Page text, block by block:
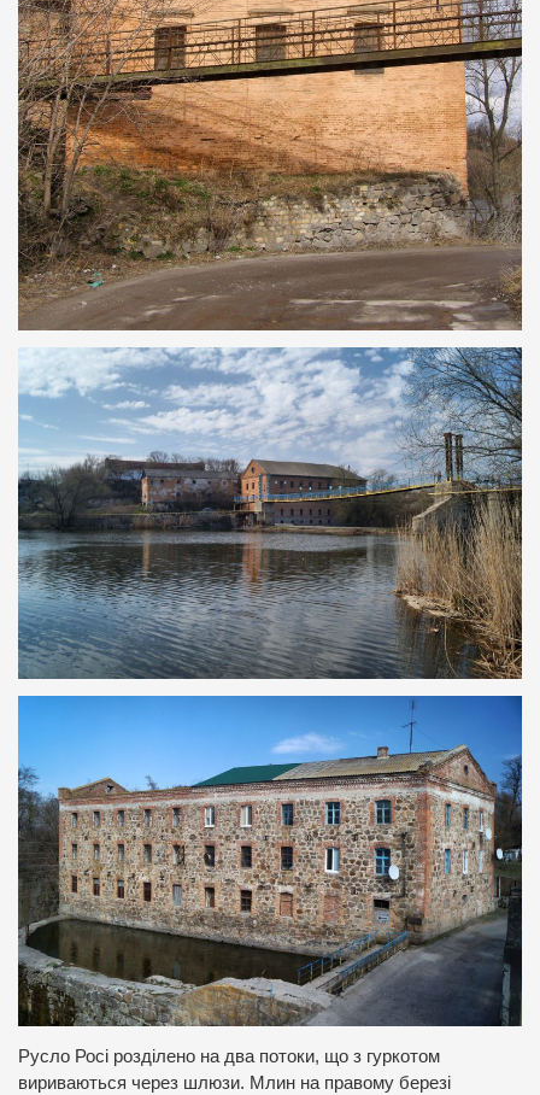
Русло Росі розділено на два потоки, що з гуркотом
вириваються через шлюзи. Млин на правому березі